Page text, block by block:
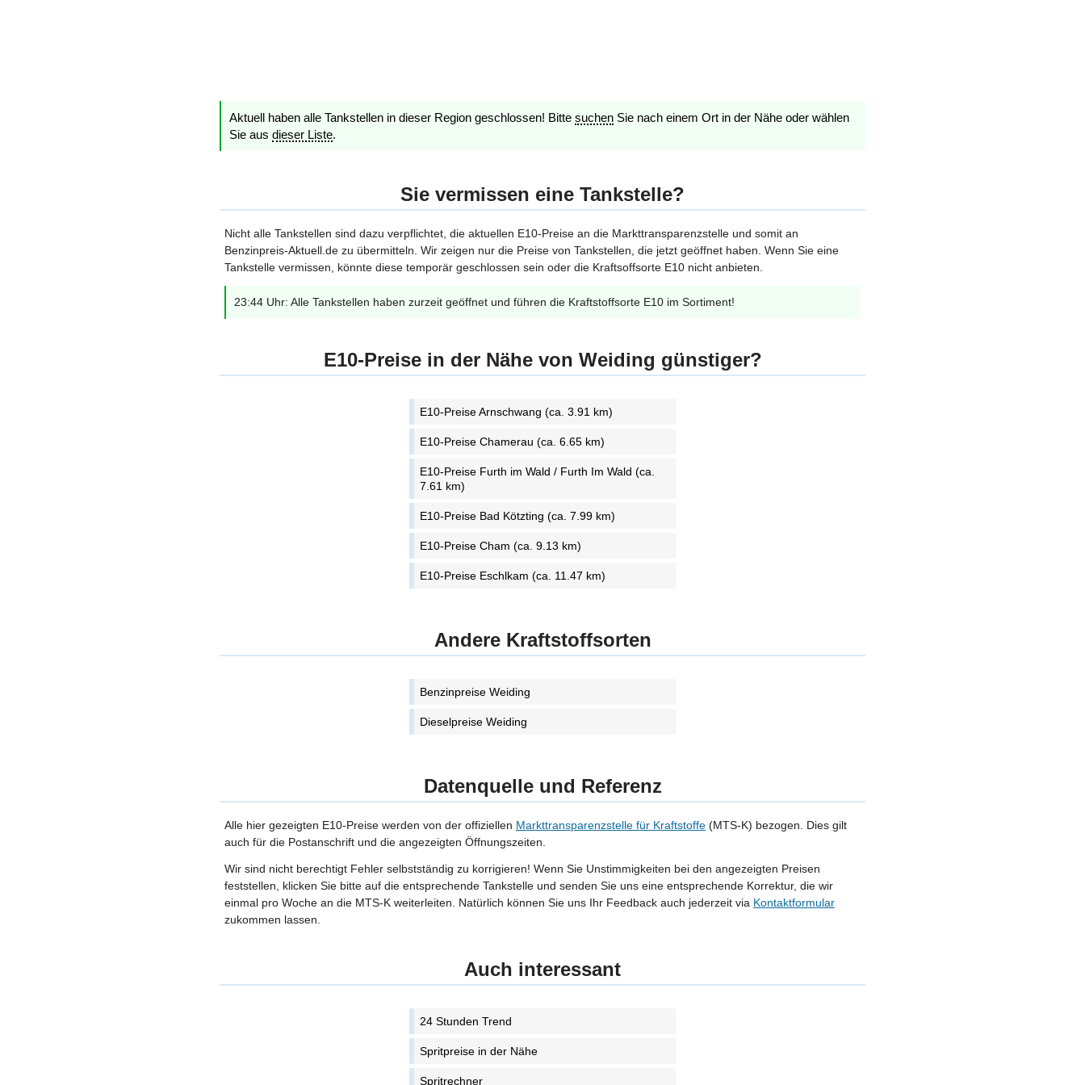
Aktuell haben alle Tankstellen in dieser Region geschlossen! Bitte suchen Sie nach einem Ort in der Nähe oder wählen
Sie aus dieser Liste.
Sie vermissen eine Tankstelle?
Nicht alle Tankstellen sind dazu verpflichtet, die aktuellen E10-Preise an die Markttransparenzstelle und somit an
Benzinpreis-Aktuell.de zu übermitteln. Wir zeigen nur die Preise von Tankstellen, die jetzt geöffnet haben. Wenn Sie eine
Tankstelle vermissen, könnte diese temporär geschlossen sein oder die Kraftsoffsorte E10 nicht anbieten.
23:44 Uhr: Alle Tankstellen haben zurzeit geöffnet und führen die Kraftstoffsorte E10 im Sortiment!
E10-Preise in der Nähe von Weiding günstiger?
E10-Preise Arnschwang (ca. 3.91 km)
E10-Preise Chamerau (ca. 6.65 km)
E10-Preise Furth im Wald / Furth Im Wald (ca.
7.61 km)
E10-Preise Bad Kötzting (ca. 7.99 km)
E10-Preise Cham (ca. 9.13 km)
E10-Preise Eschlkam (ca. 11.47 km)
Andere Kraftstoffsorten
Benzinpreise Weiding
Dieselpreise Weiding
Datenquelle und Referenz
Alle hier gezeigten E10-Preise werden von der offiziellen Markttransparenzstelle für Kraftstoffe (MTS-K) bezogen. Dies gilt
auch für die Postanschrift und die angezeigten Öffnungszeiten.
Wir sind nicht berechtigt Fehler selbstständig zu korrigieren! Wenn Sie Unstimmigkeiten bei den angezeigten Preisen
feststellen, klicken Sie bitte auf die entsprechende Tankstelle und senden Sie uns eine entsprechende Korrektur, die wir
einmal pro Woche an die MTS-K weiterleiten. Natürlich können Sie uns Ihr Feedback auch jederzeit via Kontaktformular
zukommen lassen.
Auch interessant
24 Stunden Trend
Spritpreise in der Nähe
Spritrechner